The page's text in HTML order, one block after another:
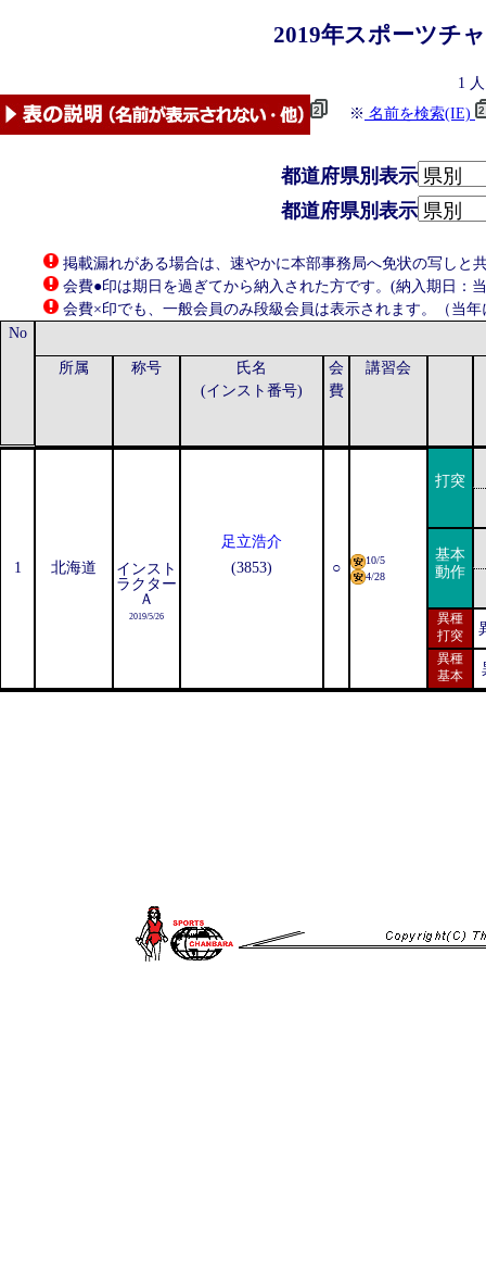
2019年スポーツチ
1
※ 名前を検索(IE)
都道府県別表示
都道府県別表示
掲載漏れがある場合は、速やかに本部事務局へ免状の写しと
会費●印は期日を過ぎてから納入された方です。(納入期日：
会費×印でも、一般会員のみ段級会員は表示されます。（当
No
所属 称号
氏名
(インスト番号)
会
費
講習会
1 北海道
インスト
ラクター
Ａ
2019/5/26
足立浩介
(3853)
○
10/5
4/28
打突
基本
動作
異種
打突
異種
基本